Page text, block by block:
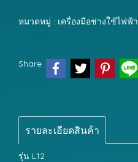
หมวดหมู่ : เครื่องมือช่างใช้ไฟฟ้า
Share
รายละเอียดสินค้า
รุ่น L12